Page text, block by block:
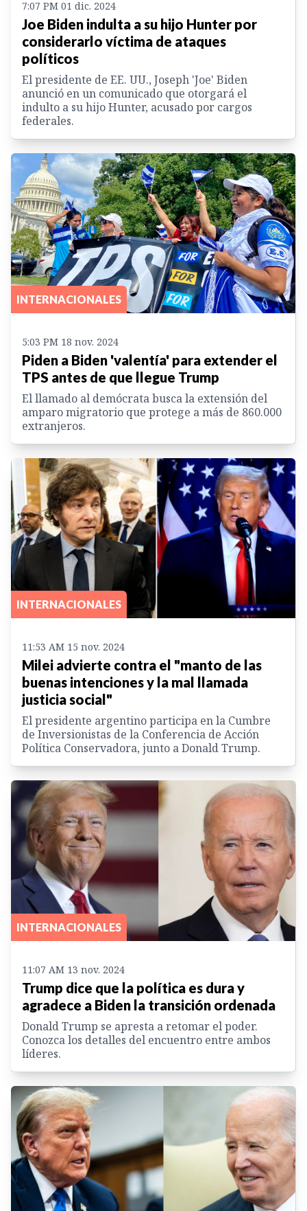
7:07 PM 01 dic. 2024
Joe Biden indulta a su hijo Hunter por
considerarlo víctima de ataques
políticos
El presidente de EE. UU., Joseph 'Joe' Biden
anunció en un comunicado que otorgará el
indulto a su hijo Hunter, acusado por cargos
federales.
INTERNACIONALES
5:03 PM 18 nov. 2024
Piden a Biden 'valentía' para extender el
TPS antes de que llegue Trump
El llamado al demócrata busca la extensión del
amparo migratorio que protege a más de 860.000
extranjeros.
INTERNACIONALES
11:53 AM 15 nov. 2024
Milei advierte contra el "manto de las
buenas intenciones y la mal llamada
justicia social"
El presidente argentino participa en la Cumbre
de Inversionistas de la Conferencia de Acción
Política Conservadora, junto a Donald Trump.
INTERNACIONALES
11:07 AM 13 nov. 2024
Trump dice que la política es dura y
agradece a Biden la transición ordenada
Donald Trump se apresta a retomar el poder.
Conozca los detalles del encuentro entre ambos
líderes.